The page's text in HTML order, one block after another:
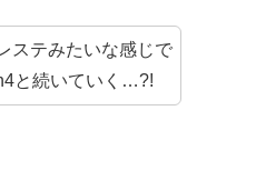
ステみたいな感じで
と続いていく…?!